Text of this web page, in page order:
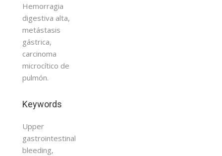
Hemorragia
digestiva alta,
metástasis
gástrica,
carcinoma
microcítico de
pulmón.
Keywords
Upper
gastrointestinal
bleeding,